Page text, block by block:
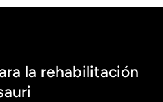
la rehabilitación